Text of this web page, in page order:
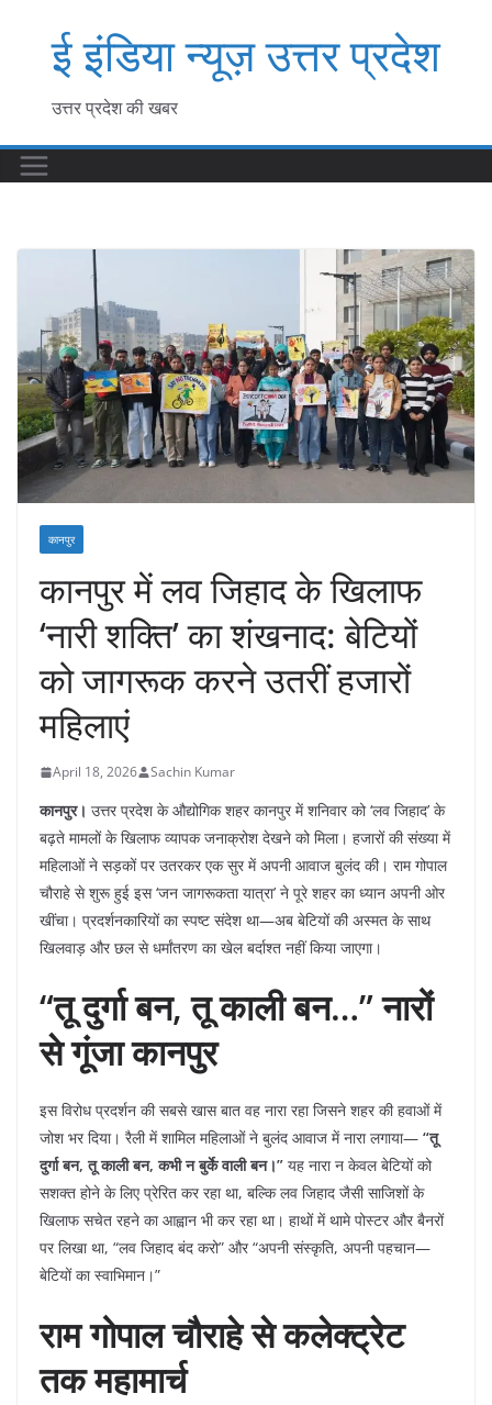
contentई इंडिया न्यूज़ उत्तर प्रदेश
उत्तर प्रदेश की खबर
कानपुर
कानपुर में लव जिहाद के खिलाफ
‘नारी शक्ति’ का शंखनाद: बेटियों
को जागरूक करने उतरीं हजारों
महिलाएं
April 18, 2026 Sachin Kumar
कानपुर। उत्तर प्रदेश के औद्योगिक शहर कानपुर में शनिवार को ‘लव जिहाद’ के
बढ़ते मामलों के खिलाफ व्यापक जनाक्रोश देखने को मिला। हजारों की संख्या में
महिलाओं ने सड़कों पर उतरकर एक सुर में अपनी आवाज बुलंद की। राम गोपाल
चौराहे से शुरू हुई इस ‘जन जागरूकता यात्रा’ ने पूरे शहर का ध्यान अपनी ओर
खींचा। प्रदर्शनकारियों का स्पष्ट संदेश था—अब बेटियों की अस्मत के साथ
खिलवाड़ और छल से धर्मांतरण का खेल बर्दाश्त नहीं किया जाएगा।
“तू दुर्गा बन, तू काली बन…” नारों
से गूंजा कानपुर
​इस विरोध प्रदर्शन की सबसे खास बात वह नारा रहा जिसने शहर की हवाओं में
जोश भर दिया। रैली में शामिल महिलाओं ने बुलंद आवाज में नारा लगाया— “तू
दुर्गा बन, तू काली बन, कभी न बुर्के वाली बन।” यह नारा न केवल बेटियों को
सशक्त होने के लिए प्रेरित कर रहा था, बल्कि लव जिहाद जैसी साजिशों के
खिलाफ सचेत रहने का आह्वान भी कर रहा था। हाथों में थामे पोस्टर और बैनरों
पर लिखा था, “लव जिहाद बंद करो” और “अपनी संस्कृति, अपनी पहचान—
बेटियों का स्वाभिमान।”
राम गोपाल चौराहे से कलेक्ट्रेट
तक महामार्च